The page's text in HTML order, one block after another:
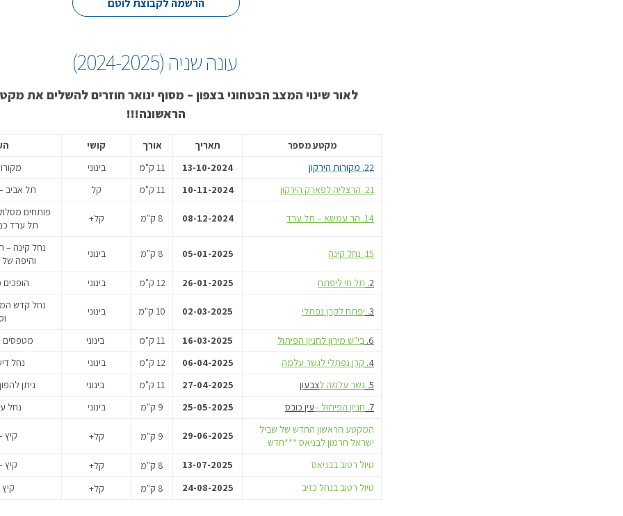
עונה שניה (2024-2025)
לאור שינוי המצב הבטחוני בצפון – מסוף ינואר חוזרים להשלים את
הראשונה!!!
מקטע מספר תאריך אורך קושי
22. מקורות הירקון
13-10-2024 11 ק"מ בינוני
21. הרצליה לפארק הירקון
10-11-2024 11 ק"מ קל תל אביב
14. הר עמשא – תל ערד 08-12-2024 8 ק"מ קל+
פותחים
תל ערד
15. נחל קינה 05-01-2025 8 ק"מ בינוני
נחל קינה –
והיפה
2. תל חי ליפתח 26-01-2025 12 ק"מ בינוני הופכים
3. יפתח לקרן נפתלי 02-03-2025 10 ק"מ בינוני
נחל קדש
6. בי"ש מירון לחניון הפיתול 16-03-2025 11 ק"מ בינוני
מטפסים
4. קרן נפתלי לגשר עלמה 06-04-2025 12 ק"מ בינוני
נחל
5. גשר עלמה לצבעון 27-04-2025 11 ק"מ בינוני
ניתן
7. חניון הפיתול –עין כובס 25-05-2025 9 ק"מ בינוני
נחל
המקטע הראשון החדש של שביל
ישראל חרמון לבניאס ***חדש
29-06-2025 9 ק"מ קל+ קיץ
טיול רטוב בבניאס 13-07-2025 8 ק"מ קל+
קיץ
טיול רטוב בנחל כזיב
24-08-2025 8 ק"מ קל+